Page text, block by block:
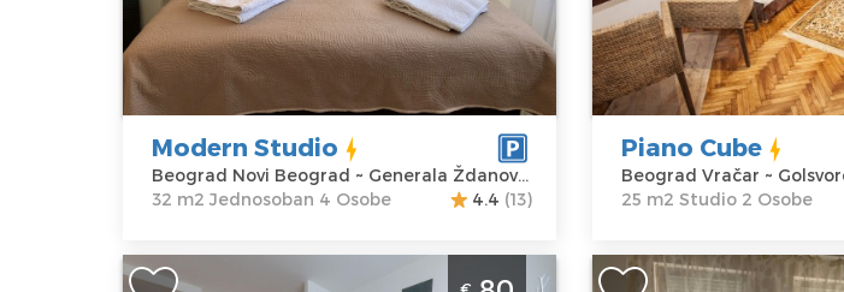
Beograd Novi
Beograd
Adresa:
Generala
Ždanova 31
Cena50 €
Kvadratura :32
m2
Struktura :
Jednosoban
Modern Studio
Beograd Novi Beograd ~ Generala Ždanova 31
32 m2 Jednosoban 4 Osobe
4.4 (13)
Vračar
Adresa:
Golsvordijeva
18
Cena
40 €
m2
Piano Cube
Beograd Vračar ~
25 m2 Studio 2 Osobe
Dvosoban Apartman BW Aqua 1409
€
Dvosoban Apartman